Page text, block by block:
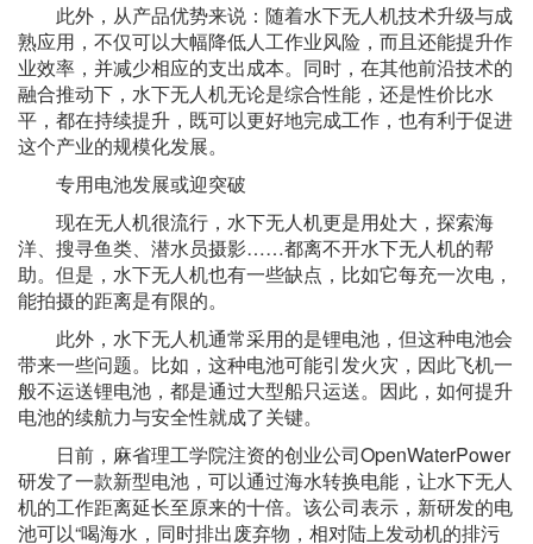
此外，从产品优势来说：随着水下无人机技术升级与成
熟应用，不仅可以大幅降低人工作业风险，而且还能提升作
业效率，并减少相应的支出成本。同时，在其他前沿技术的
融合推动下，水下无人机无论是综合性能，还是性价比水
平，都在持续提升，既可以更好地完成工作，也有利于促进
这个产业的规模化发展。
专用电池发展或迎突破
现在无人机很流行，水下无人机更是用处大，探索海
洋、搜寻鱼类、潜水员摄影……都离不开水下无人机的帮
助。但是，水下无人机也有一些缺点，比如它每充一次电，
能拍摄的距离是有限的。
此外，水下无人机通常采用的是锂电池，但这种电池会
带来一些问题。比如，这种电池可能引发火灾，因此飞机一
般不运送锂电池，都是通过大型船只运送。因此，如何提升
电池的续航力与安全性就成了关键。
日前，麻省理工学院注资的创业公司OpenWaterPower
研发了一款新型电池，可以通过海水转换电能，让水下无人
机的工作距离延长至原来的十倍。该公司表示，新研发的电
池可以“喝海水，同时排出废弃物，相对陆上发动机的排污